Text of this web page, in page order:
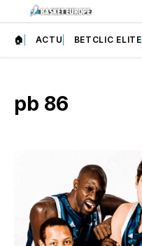
🏠 ACTU BETCLIC ELITE
pb 86